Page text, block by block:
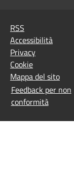
RSS
Accessibilità
Privacy
Cookie
Mappa del sito
Feedback per non
conformità